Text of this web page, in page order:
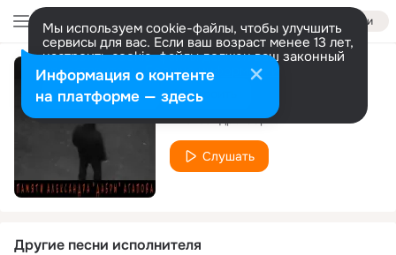
Войти
Мы используем cookie-файлы, чтобы улучшить
сервисы для вас. Если ваш возраст менее 13 лет,
настроить cookie-файлы должен ваш законный
представитель. Больше информации
Разрешить все Настроить
Алтай (Live)
Александр Лаэртский
Слушать
Другие песни исполнителя
Информация о контенте
на платформе — здесь